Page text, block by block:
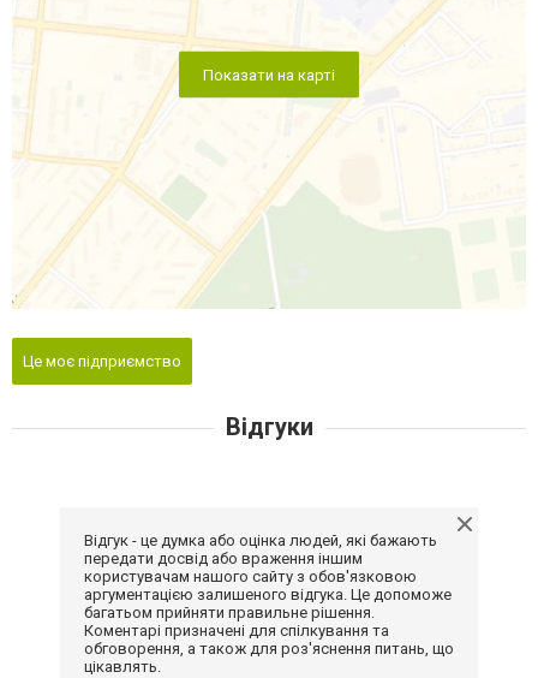
Показати на карті
Це моє підприємство
Відгуки
Відгук - це думка або оцінка людей, які бажають
передати досвід або враження іншим
користувачам нашого сайту з обов'язковою
аргументацією залишеного відгука. Це допоможе
багатьом прийняти правильне рішення.
Коментарі призначені для спілкування та
обговорення, а також для роз'яснення питань, що
цікавлять.